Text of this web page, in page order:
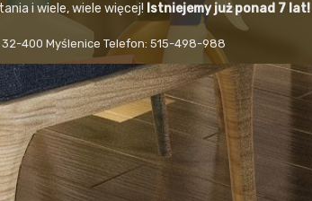
i wiele, wiele więcej! Istniejemy już ponad 7 lat!
32-400 Myślenice Telefon: 515-498-988